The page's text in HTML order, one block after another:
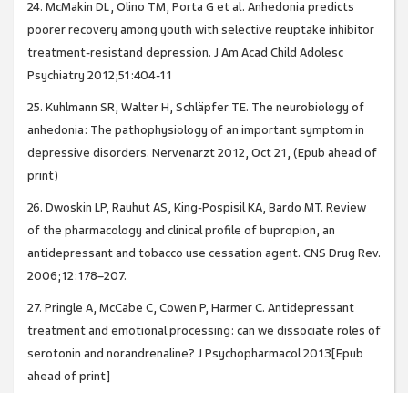
24. McMakin DL, Olino TM, Porta G et al. Anhedonia predicts
poorer recovery among youth with selective reuptake inhibitor
treatment-resistand depression. J Am Acad Child Adolesc
Psychiatry 2012;51:404-11
25. Kuhlmann SR, Walter H, Schläpfer TE. The neurobiology of
anhedonia: The pathophysiology of an important symptom in
depressive disorders. Nervenarzt 2012, Oct 21, (Epub ahead of
print)
26. Dwoskin LP, Rauhut AS, King-Pospisil KA, Bardo MT. Review
of the pharmacology and clinical profile of bupropion, an
antidepressant and tobacco use cessation agent. CNS Drug Rev.
2006;12:178–207.
27. Pringle A, McCabe C, Cowen P, Harmer C. Antidepressant
treatment and emotional processing: can we dissociate roles of
serotonin and norandrenaline? J Psychopharmacol 2013[Epub
ahead of print]